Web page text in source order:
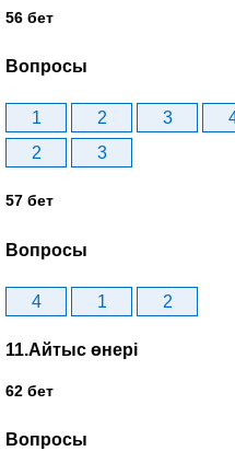
56 бет
Вопросы
1 2 3
2
3
57 бет
Вопросы
4 1 2
11.Айтыс өнері
62 бет
Вопросы